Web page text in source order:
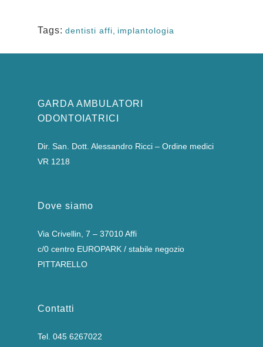
Tags: dentisti affi implantologia
GARDA AMBULATORI
ODONTOIATRICI
Dir. San. Dott. Alessandro Ricci – Ordine medici
VR 1218
Dove siamo
Via Crivellin, 7 – 37010 Affi
c/0 centro EUROPARK / stabile negozio
PITTARELLO
Contatti
Tel. 045 6267022